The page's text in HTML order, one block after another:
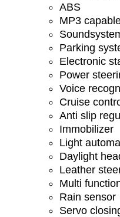
ABS
MP3
Parking
Electronic
Power
Voice
Cruise
Anti slip
Immobilizer
Light
Daylight
Leather
Multi
Rain sensor
Servo